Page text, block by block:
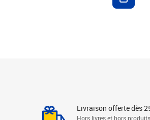
Livraison offerte dès
Hors livres et hors produits